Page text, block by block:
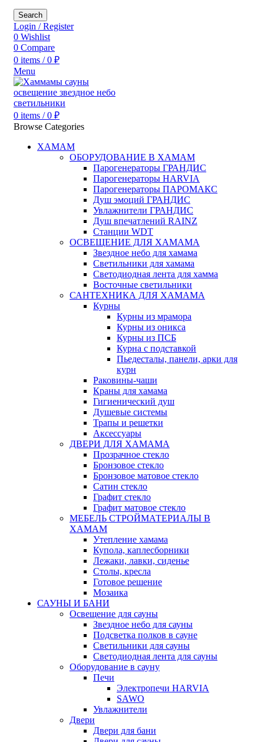
Search
Login / Register
0 Wishlist
0 Compare
0 items / 0 ₽
Menu
0 items / 0 ₽
Browse Categories
ХАМАМ
ОБОРУДОВАНИЕ В ХАМАМ
Парогенераторы ГРАНДИС
Парогенераторы HARVIA
Парогенераторы ПАРОМАКС
Душ эмоций ГРАНДИС
Увлажнители ГРАНДИС
Душ впечатлений RAINZ
Станции WDT
ОСВЕЩЕНИЕ ДЛЯ ХАМАМА
Звездное небо для хамама
Светильники для хамама
Светодиодная лента для хамма
Восточные светильники
САНТЕХНИКА ДЛЯ ХАМАМА
Курны
Курны из мрамора
Курны из оникса
Курны из ПСБ
Курна с подставкой
Пьедесталы, панели, арки для
курн
Раковины-чаши
Краны для хамама
Гигиенический душ
Душевые системы
Трапы и решетки
Аксессуары
ДВЕРИ ДЛЯ ХАМАМА
Прозрачное стекло
Бронзовое стекло
Бронзовое матовое стекло
Сатин стекло
Графит стекло
Графит матовое стекло
МЕБЕЛЬ СТРОЙМАТЕРИАЛЫ В
ХАМАМ
Утепление хамама
Купола, каплесборники
Лежаки, лавки, сиденье
Столы, кресла
Готовое решение
Мозаика
САУНЫ И БАНИ
Освещение для сауны
Звездное небо для сауны
Подсветка полков в сауне
Светильники для сауны
Светодиодная лента для сауны
Оборудование в сауну
Печи
Электропечи HARVIA
SAWO
Увлажнители
Двери
Двери для бани